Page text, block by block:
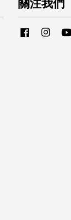
關注我們
Facebook